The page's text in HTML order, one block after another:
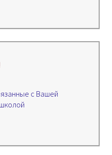
с Вашей